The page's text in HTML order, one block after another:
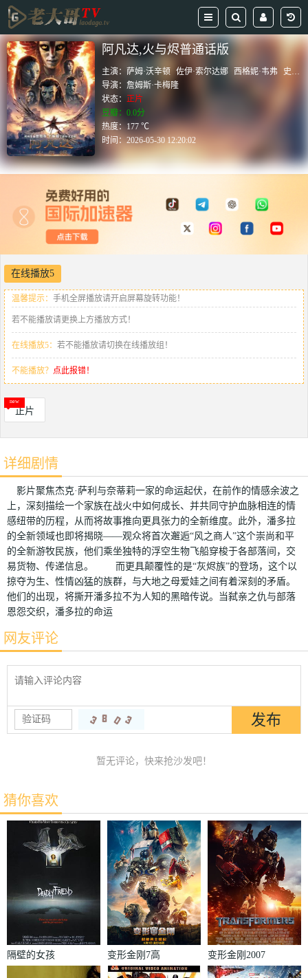
阿凡达,火与烬普通话版
主演： 萨姆·沃辛顿 佐伊·索尔达娜 西格妮·韦弗
史蒂芬·朗
导演：詹姆斯·卡梅隆
状态：正片
豆瓣：0.0分
热度：177 ℃
时间：2026-05-30 12:20:02
在线播放5
温馨提示： 手机全屏播放请开启屏幕旋转功能！
若不能播放请更换上方播放方式！
在线播放5： 若不能播放请切换在线播放组！
不能播放？ 点此报错！
正片
详细剧情
影片聚焦杰克·萨利与奈蒂莉一家的命运起伏，在前作的情感余波之
上，深刻描绘一个家族在战火中如何成长、并共同守护血脉相连的情
感纽带的历程，从而将故事推向更具张力的全新维度。此外，潘多拉
的全新领域也即将揭晓——观众将首次邂逅“风之商人”这个崇尚和平
的全新游牧民族，他们乘坐独特的浮空生物飞船穿梭于各部落间，交
易货物、传递信息。 而更具颠覆性的是“灰烬族”的登场，这个以
掠夺为生、性情凶猛的族群，与大地之母爱娃之间有着深刻的矛盾。
他们的出现，将撕开潘多拉不为人知的黑暗传说。当弑亲之仇与部落
恩怨交织，潘多拉的命运
网友评论
暂无评论，快来抢沙发吧！
猜你喜欢
隔壁的女孩
变形金刚7高
清无删减版
变形金刚2007